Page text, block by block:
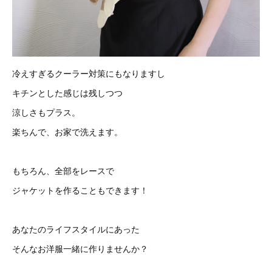
冷えすぎるクーラー対策にもなりますし
キチンとした感じは残しつつ
涼しさもプラス。
楽ちんで、お家で洗えます。
もちろん、全部をレースで
ジャケットを作ることもできます！
あなたのライフスタイルにあった
そんなお洋服一緒に作りませんか？